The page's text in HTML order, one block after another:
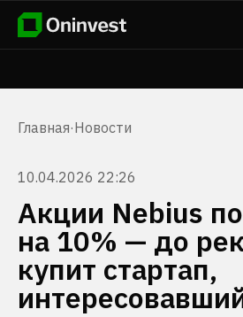
Главная·Новости
10.04.2026 22:26
Акции Nebius
на 10% — до
купит стартап,